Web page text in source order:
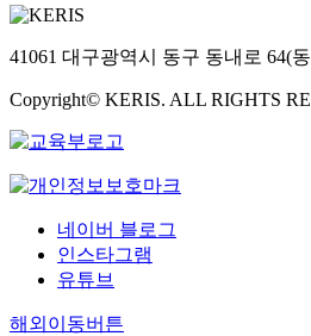
41061 대구광역시 동구 동내로 64(
Copyright© KERIS. ALL RIGHTS
네이버 블로그
인스타그램
유튜브
해외이동버튼